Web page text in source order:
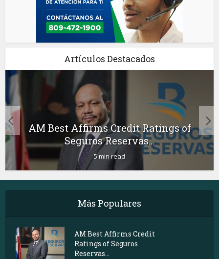
Artículos Destacados
AM Best Affirms Credit Ratings of
Seguros Reservas...
5 min read
Más Populares
AM Best Affirms Credit
Ratings of Seguros
Reservas...